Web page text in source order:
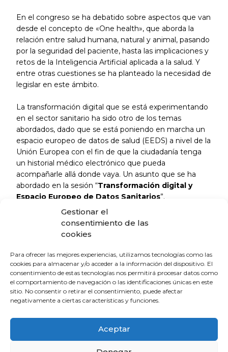
Gestionar el
consentimiento de las
cookies
Para ofrecer las mejores experiencias, utilizamos tecnologías como las
cookies para almacenar y/o acceder a la información del dispositivo. El
consentimiento de estas tecnologías nos permitirá procesar datos como
el comportamiento de navegación o las identificaciones únicas en este
sitio. No consentir o retirar el consentimiento, puede afectar
negativamente a ciertas características y funciones.
Aceptar
En el congreso se ha debatido sobre aspectos que van
desde el concepto de «One health», que aborda la
relación entre salud humana, natural y animal, pasando
por la seguridad del paciente, hasta las implicaciones y
retos de la Inteligencia Artificial aplicada a la salud. Y
entre otras cuestiones se ha planteado la necesidad de
legislar en este ámbito.
La transformación digital que se está experimentando
en el sector sanitario ha sido otro de los temas
abordados, dado que se está poniendo en marcha un
espacio europeo de datos de salud (EEDS) a nivel de la
Unión Europea con el fin de que la ciudadanía tenga
un historial médico electrónico que pueda
acompañarle allá donde vaya. Un asunto que se ha
abordado en la sesión “Transformación digital y
Espacio Europeo de Datos Sanitarios”.
Charlas, coloquios y mesas redondas donde se tratará
también sobre la nueva Ley ELA como un avance
marco legal que garantiza una atención más rápida y
eficiente para los pacientes con enfermedades
neurodegenerativas.
programación con una charla sobre
sexualidad y suelo pélvico en las
personas mayores